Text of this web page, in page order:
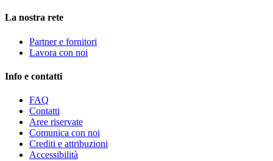
La nostra rete
Partner e fornitori
Lavora con noi
Info e contatti
FAQ
Contatti
Aree riservate
Comunica con noi
Crediti e attribuzioni
Accessibilità